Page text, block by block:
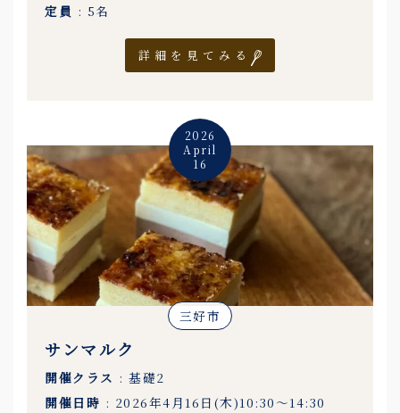
定員 : 5名
詳細を見てみる
2026
April
16
三好市
サンマルク
開催クラス : 基礎2
開催日時 : 2026年4月16日(木)10:30〜14:30